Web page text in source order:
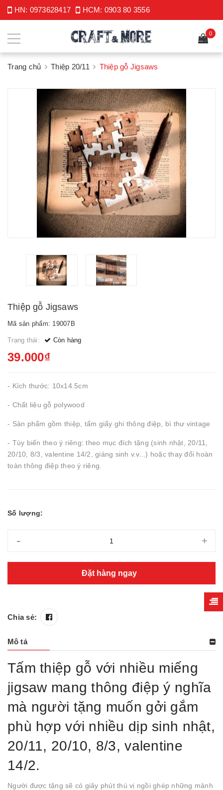
HN: 0973628417 HCM: 0903 80 3556
0
Trang chủ Thiệp 20/11 Thiệp gỗ Jigsaws
Thiệp gỗ Jigsaws
Mã sản phẩm: 19007B
Trạng thái: Còn hàng
39.000₫
- Kích thước: 10x14.5cm
- Chất liệu gỗ polywood
- Sản phẩm gồm thiệp, tấm giấy ghi thông điệp, bì thư vintage
- Tùy biến theo ý riêng: theo mục đích tặng (sinh nhật, 20/11,
20/10, 8/3, valentine 14/2, giáng sinh v.v...) hoặc thay đổi hoàn
toàn thông điệp theo ý riêng.
Số lượng:
- +
Đặt hàng ngay
Chia sẻ:
Mô tả
Tấm thiệp gỗ với nhiều miếng
jigsaw mang thông điệp ý nghĩa
mà người tặng muốn gởi gắm
phù hợp với nhiều dịp sinh nhật,
20/11, 20/10, 8/3, valentine
14/2.
Người được tặng sẽ có giây phút thú vị ngồi ghép những mảnh